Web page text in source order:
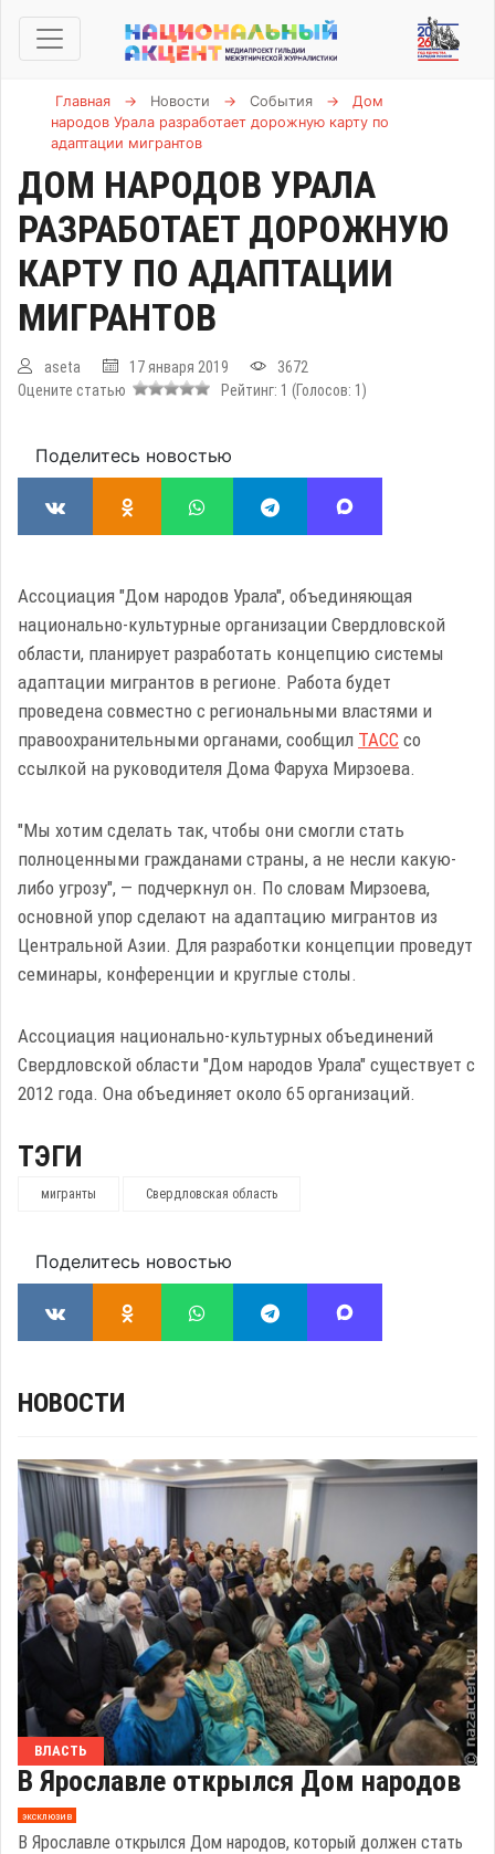
Главная → Новости → События →
Дом
народов Урала разработает дорожную карту по
адаптации мигрантов
ДОМ НАРОДОВ УРАЛА
РАЗРАБОТАЕТ ДОРОЖНУЮ
КАРТУ ПО АДАПТАЦИИ
МИГРАНТОВ
aseta 17 января 2019
3672
Оцените статью
Рейтинг: 1 (Голосов: 1 )
Поделитесь новостью
Ассоциация "Дом народов Урала", объединяющая
национально-культурные организации Свердловской
области, планирует разработать концепцию системы
адаптации мигрантов в регионе. Работа будет
проведена совместно с региональными властями и
правоохранительными органами, сообщил ТАСС со
ссылкой на руководителя Дома Фаруха Мирзоева.
"Мы хотим сделать так, чтобы они смогли стать
полноценными гражданами страны, а не несли какую-
либо угрозу", — подчеркнул он. По словам Мирзоева,
основной упор сделают на адаптацию мигрантов из
Центральной Азии. Для разработки концепции проведут
семинары, конференции и круглые столы.
Ассоциация национально-культурных объединений
Свердловской области "Дом народов Урала" существует с
2012 года. Она объединяет около 65 организаций.
ТЭГИ
мигранты Свердловская область
Поделитесь новостью
НОВОСТИ
ВЛАСТЬ
В Ярославле открылся Дом народов
эксклюзив
В Ярославле открылся Дом народов, который должен стать